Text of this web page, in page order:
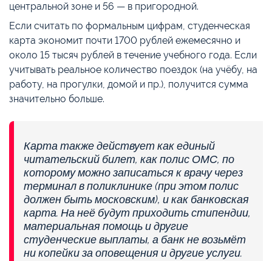
центральной зоне и 56 — в пригородной.
Если считать по формальным цифрам, студенческая
карта экономит почти 1700 рублей ежемесячно и
около 15 тысяч рублей в течение учебного года. Если
учитывать реальное количество поездок (на учёбу, на
работу, на прогулки, домой и пр.), получится сумма
значительно больше.
Карта также действует как единый
читательский билет, как полис ОМС, по
которому можно записаться к врачу через
терминал в поликлинике (при этом полис
должен быть московским), и как банковская
карта. На неё будут приходить стипендии,
материальная помощь и другие
студенческие выплаты, а банк не возьмёт
ни копейки за оповещения и другие услуги.